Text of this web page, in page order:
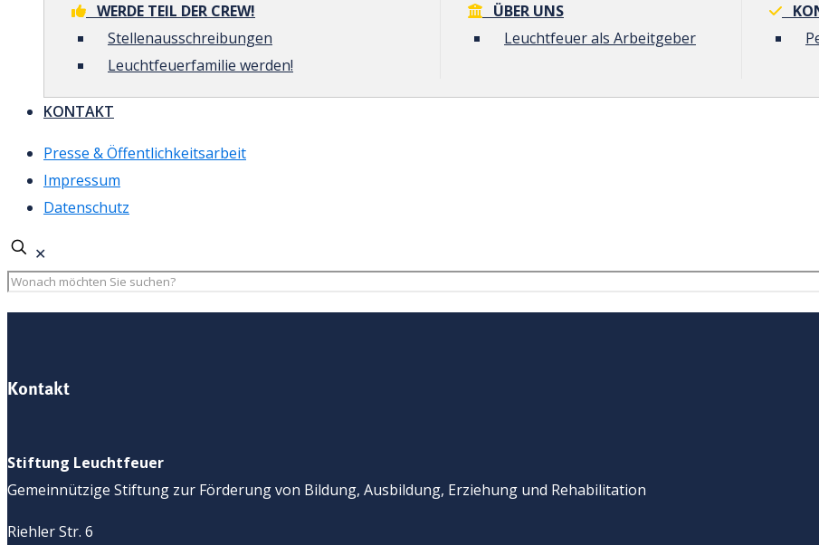
WERDE TEIL DER CREW!
Stellenausschreibungen
Leuchtfeuerfamilie werden!
ÜBER UNS
Leuchtfeuer als Arbeitgeber
KONTAKT
Presse & Öffentlichkeitsarbeit
Impressum
Datenschutz
✕
Kontakt
Stiftung Leuchtfeuer
Gemeinnützige Stiftung zur Förderung von Bildung, Ausbildung, Erziehung und Rehabilitation
Riehler Str. 6